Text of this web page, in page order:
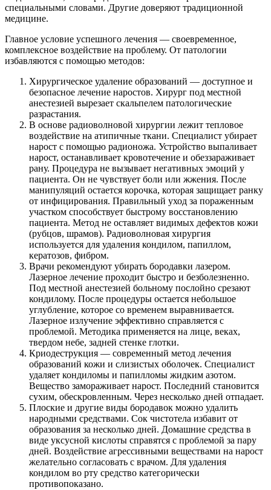
специальными словами. Другие доверяют традиционной
медицине.
Главное условие успешного лечения — своевременное,
комплексное воздействие на проблему. От патологии
избавляются с помощью методов:
Хирургическое удаление образований — доступное и
безопасное лечение наростов. Хирург под местной
анестезией вырезает скальпелем патологические
разрастания.
В основе радиоволновой хирургии лежит тепловое
воздействие на атипичные ткани. Специалист убирает
нарост с помощью радионожа. Устройство выпаливает
нарост, останавливает кровотечение и обеззараживает
рану. Процедура не вызывает негативных эмоций у
пациента. Он не чувствует боли или жжения. После
манипуляций остается корочка, которая защищает ранку
от инфицирования. Правильный уход за пораженным
участком способствует быстрому восстановлению
пациента. Метод не оставляет видимых дефектов кожи
(рубцов, шрамов). Радиоволновая хирургия
используется для удаления кондилом, папиллом,
кератозов, фибром.
Врачи рекомендуют убирать бородавки лазером.
Лазерное лечение проходит быстро и безболезненно.
Под местной анестезией больному послойно срезают
кондилому. После процедуры остается небольшое
углубление, которое со временем выравнивается.
Лазерное излучение эффективно справляется с
проблемой. Методика применяется на лице, веках,
твердом небе, задней стенке глотки.
Криодеструкция — современный метод лечения
образований кожи и слизистых оболочек. Специалист
удаляет кондиломы и папилломы жидким азотом.
Вещество замораживает нарост. Последний становится
сухим, обескровленным. Через несколько дней отпадает.
Плоские и другие виды бородавок можно удалить
народными средствами. Сок чистотела избавит от
образования за несколько дней. Домашние средства в
виде уксусной кислоты справятся с проблемой за пару
дней. Воздействие агрессивными веществами на нарост
желательно согласовать с врачом. Для удаления
кондилом во рту средство категорически
противопоказано.